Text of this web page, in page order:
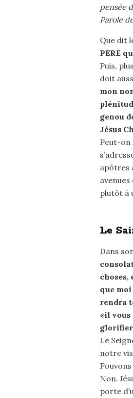
pensée
Parole
Que dit
PERE
Puis,
doit
mon
genou
Jésus
Peut-on
apôtres
plutôt à
Le
Dans
choses,
que
rendra
«il vous
Le
notre
Non.
porte